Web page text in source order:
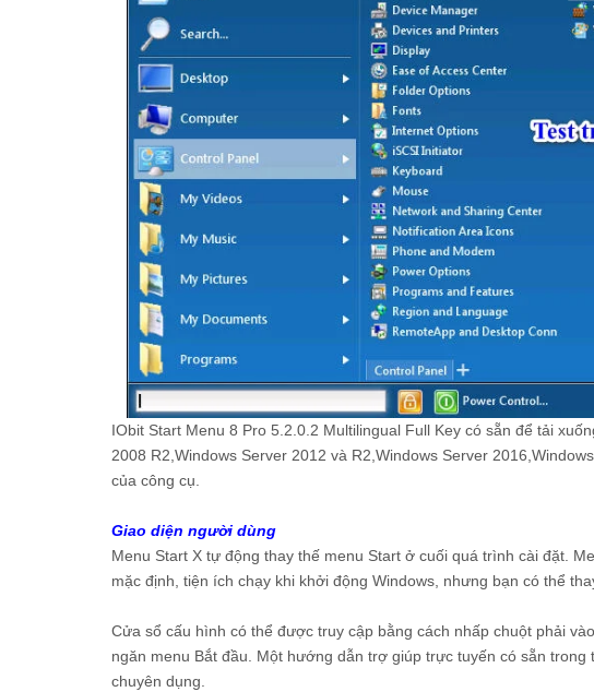
IObit Start Menu 8 Pro 5.2.0.2 Multilingual Full Key có sẵn để tải
2008 R2,Windows Server 2012 và R2,Windows Server
của công cụ.
Giao diện người dùng
Menu Start X tự động thay thế menu Start ở cuối quá trình cài đặt.
mặc định, tiện ích chạy khi khởi động Windows, nhưng bạn có thể
Cửa sổ cấu hình có thể được truy cập bằng cách nhấp chuột phải
ngăn menu Bắt đầu. Một hướng dẫn trợ giúp trực tuyến có sẵn
chuyên dụng.